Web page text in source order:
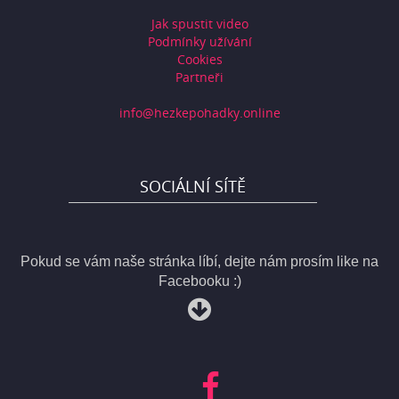
Jak spustit video
Podmínky užívání
Cookies
Partneři
info@hezkepohadky.online
SOCIÁLNÍ SÍTĚ
Pokud se vám naše stránka líbí, dejte nám prosím like na
Facebooku :)